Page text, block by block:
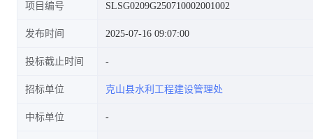
项目编号 SLSG0209G250710002001002
发布时间 2025-07-16 09:07:00
投标截止时间
招标单位 克山县水利工程建设管理处
中标单位